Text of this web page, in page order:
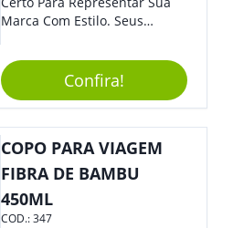
Marca Com Estilo. Seus
Adorar.
Confira!
COPO PARA VIAGEM
FIBRA DE BAMBU
450ML
COD.:347